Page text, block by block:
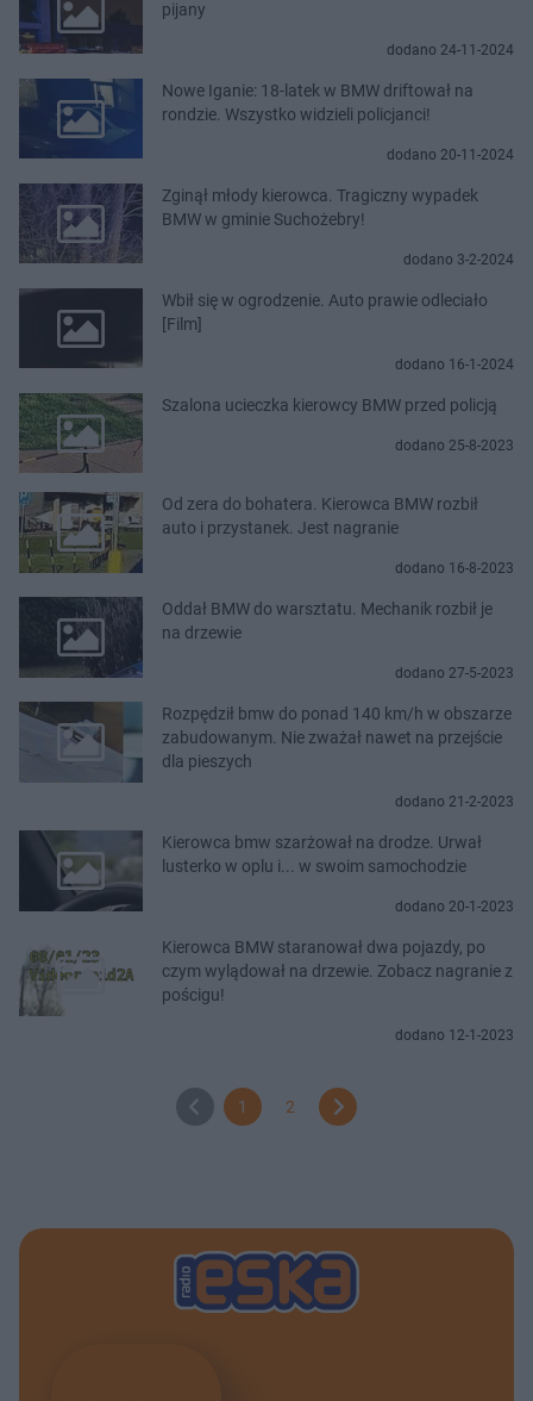
pijany
dodano 24-11-2024
Nowe Iganie: 18-latek w BMW driftował na
rondzie. Wszystko widzieli policjanci!
dodano 20-11-2024
Zginął młody kierowca. Tragiczny wypadek
BMW w gminie Suchożebry!
dodano 3-2-2024
Wbił się w ogrodzenie. Auto prawie odleciało
[Film]
dodano 16-1-2024
Szalona ucieczka kierowcy BMW przed policją
dodano 25-8-2023
Od zera do bohatera. Kierowca BMW rozbił
auto i przystanek. Jest nagranie
dodano 16-8-2023
Oddał BMW do warsztatu. Mechanik rozbił je
na drzewie
dodano 27-5-2023
Rozpędził bmw do ponad 140 km/h w obszarze
zabudowanym. Nie zważał nawet na przejście
dla pieszych
dodano 21-2-2023
Kierowca bmw szarżował na drodze. Urwał
lusterko w oplu i... w swoim samochodzie
dodano 20-1-2023
Kierowca BMW staranował dwa pojazdy, po
czym wylądował na drzewie. Zobacz nagranie z
pościgu!
dodano 12-1-2023
1 2